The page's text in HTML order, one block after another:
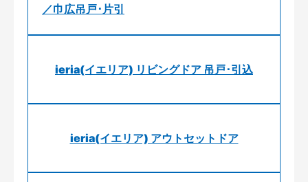
／巾広吊戸･片引
ieria(イエリア) リビングドア 吊戸･引込
ieria(イエリア) アウトセットドア